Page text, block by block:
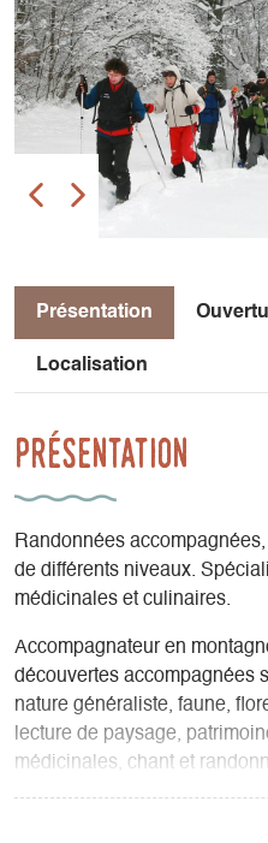
Présentation
Localisation
Présentation
Randonnées
de différents niveaux.
médicinales et culinaires.
Accompagnateur en
découvertes accompagnées
nature généraliste, faune,
lecture de paysage,
médicinales, chant et